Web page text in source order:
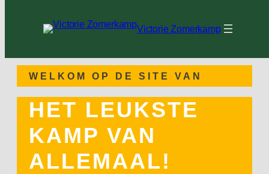
Victorie Zomerkamp
WELKOM OP DE SITE VAN
HET LEUKSTE
KAMP VAN
ALLEMAAL!